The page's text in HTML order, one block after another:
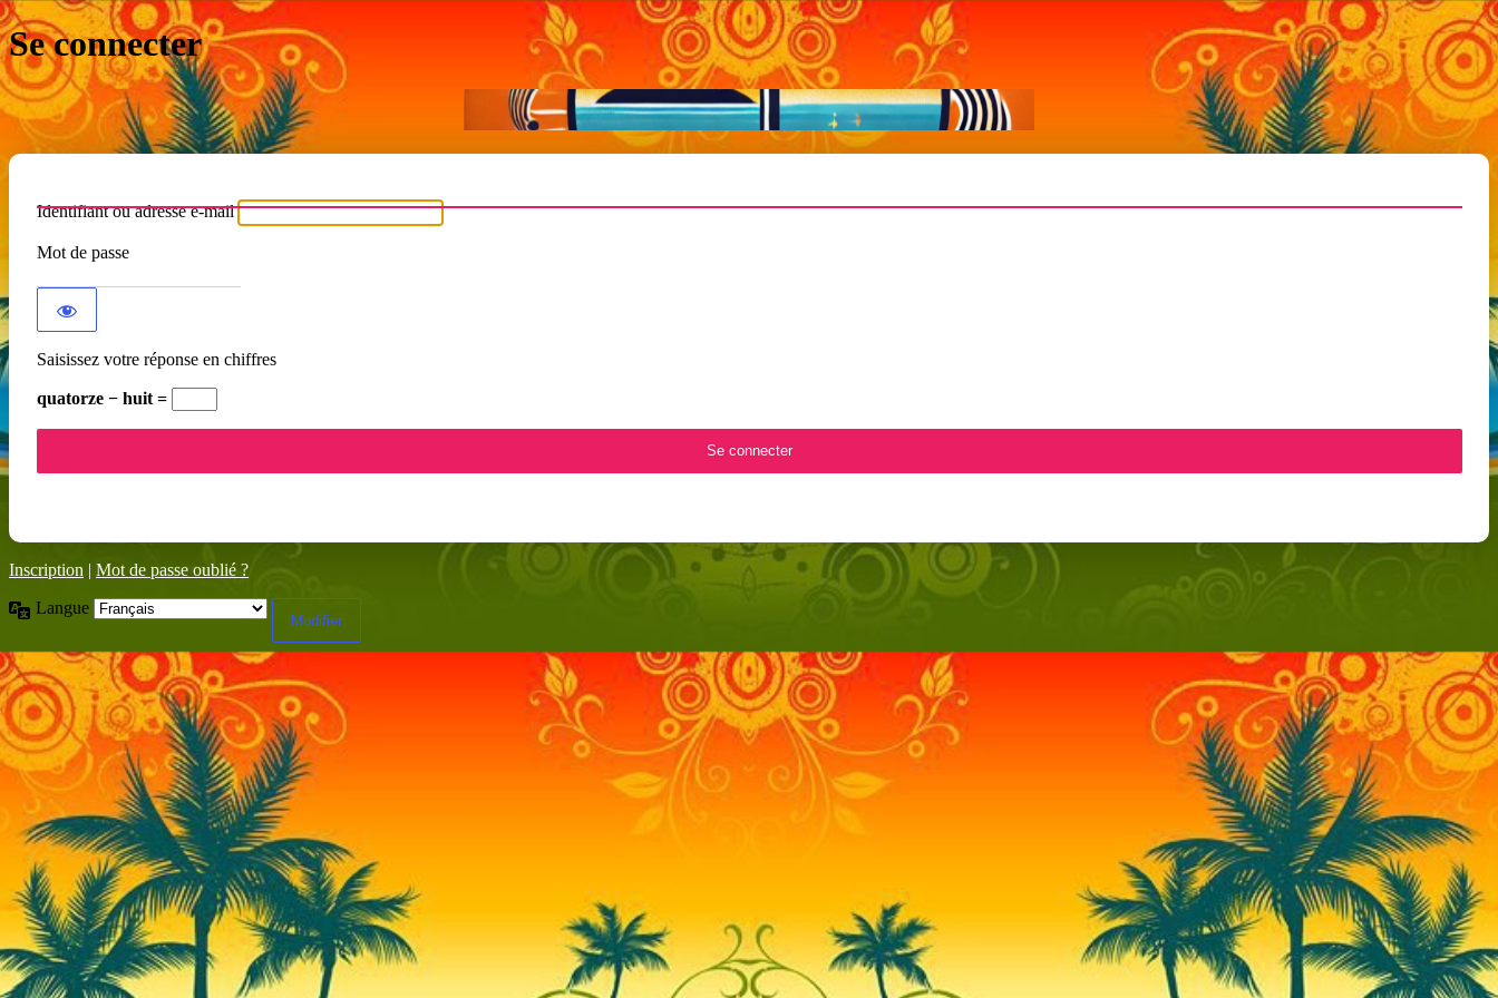
Se connecter
Identifiant ou adresse e-mail
Mot de passe
Saisissez votre réponse en chiffres
quatorze − huit =
Inscription | Mot de passe oublié ?
Langue